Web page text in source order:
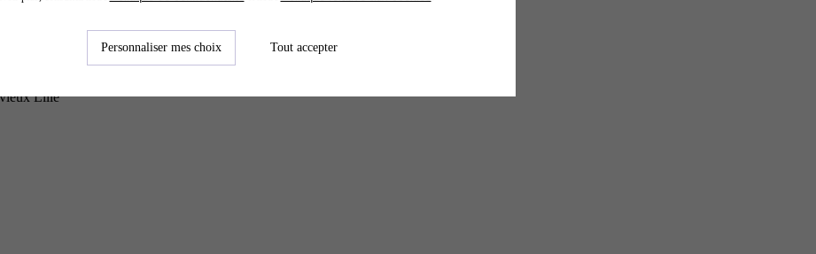
Lille
Personnaliser mes choix Tout accepter